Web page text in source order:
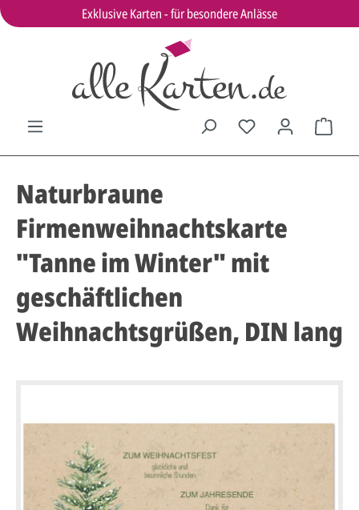
Exklusive Karten - für besondere Anlässe
Naturbraune
Firmenweihnachtskarte
"Tanne im Winter" mit
geschäftlichen
Weihnachtsgrüßen, DIN lang